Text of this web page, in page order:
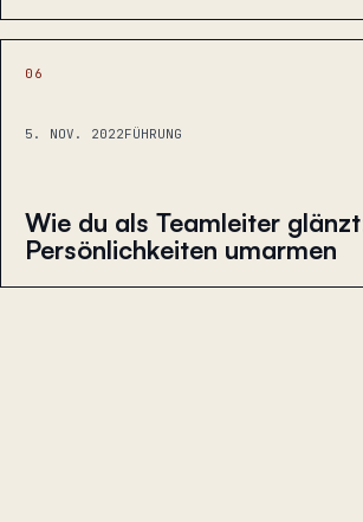
06
5. NOV. 2022FÜHRUNG
Wie du als Teamleiter
Persönlichkeiten umarmen